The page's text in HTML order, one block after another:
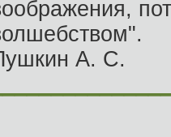
А. С.